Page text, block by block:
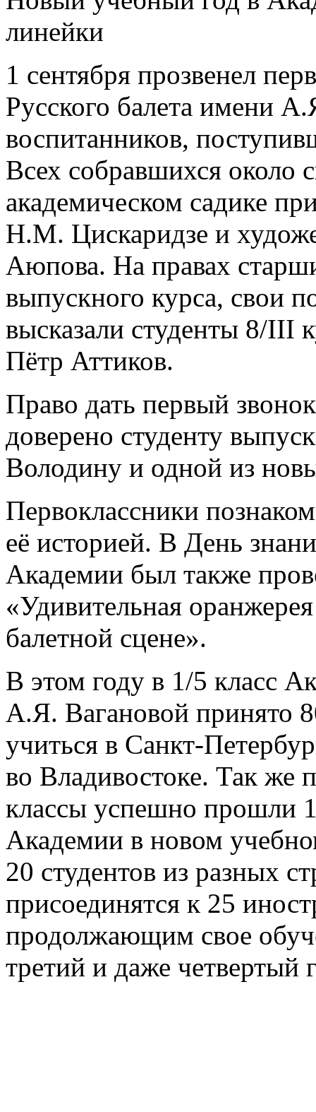
линейки
1 сентября прозвенел
Русского балета имени
воспитанников,
Всех собравшихся около
академическом садике
Н.М. Цискаридзе и
Аюпова. На правах
выпускного курса, свои
высказали студенты 8/
Пётр Аттиков.
Право дать первый
доверено студенту
Володину и одной из
Первоклассники
её историей. В День
Академии был также
«Удивительная
балетной сцене».
В этом году в 1/5 класс
А.Я. Вагановой принято
учиться в Санкт-
во Владивостоке. Так же
классы успешно прошли
Академии в новом
20 студентов из разных
присоединятся к 25
продолжающим свое
третий и даже четвертый